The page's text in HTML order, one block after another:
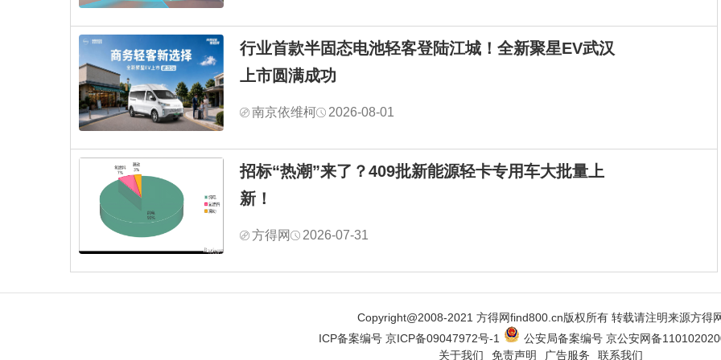
行业首款半固态电池轻客登陆江城！全新聚星EV武汉
上市圆满成功
南京依维柯 2026-08-01
招标“热潮”来了？409批新能源轻卡专用车大批量上
新！
方得网 2026-07-31
Copyright@2008-2021 方得网find800.cn版权所有 转载请注明来源方得
ICP备案编号 京ICP备09047972号-1
公安局备案编号 京公安网备
关于我们
免责声明 广告服务 联系我们